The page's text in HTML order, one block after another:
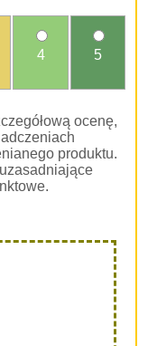
4 5
ocenę,
produktu.